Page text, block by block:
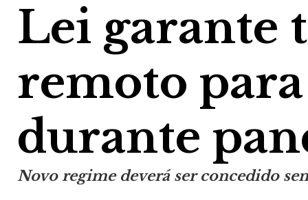
Lei garante
remoto
durante
Novo regime deverá ser concedido